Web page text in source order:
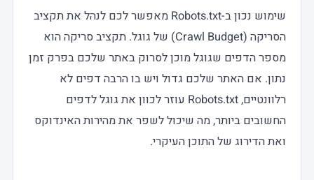
שימוש נכון ב-Robots.txt מאפשר לכם לנהל את תקציב
הסריקה (Crawl Budget) של גוגל. תקציב סריקה הוא
מספר הדפים שגוגל מוכן לסרוק באתר שלכם בפרק זמן
נתון. אם האתר שלכם גדול ויש בו הרבה דפים לא
רלוונטיים, Robots.txt עוזר לכוון את גוגל לדפים
החשובים ביותר, מה שיכול לשפר את מהירות האינדוקס
ואת הדירוג של התוכן העיקרי.